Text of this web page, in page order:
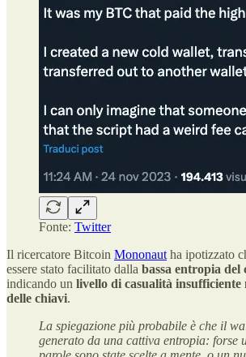
Fonte: Twitter
Il ricercatore Bitcoin Mononaut ha ipotizzato
essere stato facilitato dalla bassa entropia del
indicando un livello di casualità insufficiente
delle chiavi.
La spiegazione più probabile è che il
generato da una cattiva entropia: forse